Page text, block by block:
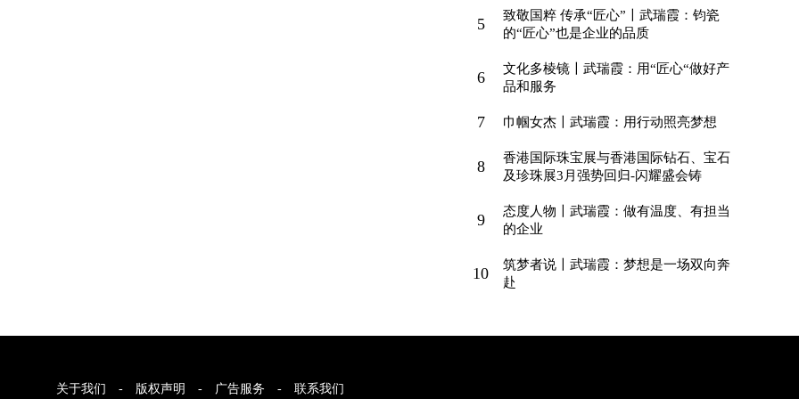
5
致敬国粹 传承“匠心”〡武瑞霞：钧瓷
的“匠心”也是企业的品质
6
文化多棱镜〡武瑞霞：用“匠心“做好产
品和服务
7 巾帼女杰〡武瑞霞：用行动照亮梦想
8
香港国际珠宝展与香港国际钻石、宝石
及珍珠展3月强势回归-闪耀盛会铸
9
态度人物〡武瑞霞：做有温度、有担当
的企业
10
筑梦者说〡武瑞霞：梦想是一场双向奔
赴
关于我们 - 版权声明 - 广告服务 - 联系我们